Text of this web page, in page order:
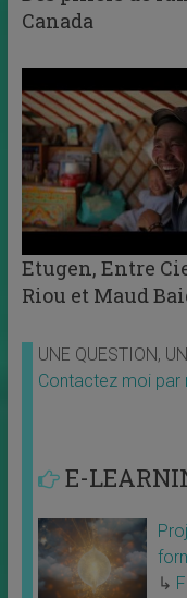
Canada
Etugen, Entre
Riou et Maud
UNE QUESTION,
Contactez moi par
E-
↳